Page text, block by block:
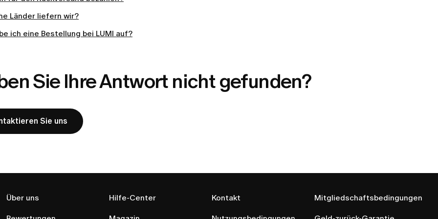
Länder liefern wir?
ich eine Bestellung bei LUMI auf?
Sie Ihre Antwort nicht gefunden?
Sie uns
Über uns Hilfe-Center Kontakt Mitgliedschaftsbedingungen